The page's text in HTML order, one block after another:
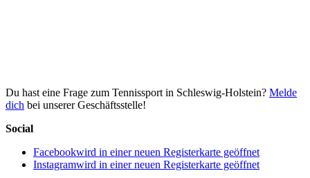
Du hast eine Frage zum Tennissport in Schleswig-Holstein? Melde
dich bei unserer Geschäftsstelle!
Social
Facebookwird in einer neuen Registerkarte geöffnet
Instagramwird in einer neuen Registerkarte geöffnet